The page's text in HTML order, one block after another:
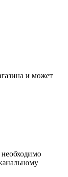
и может
необходимо